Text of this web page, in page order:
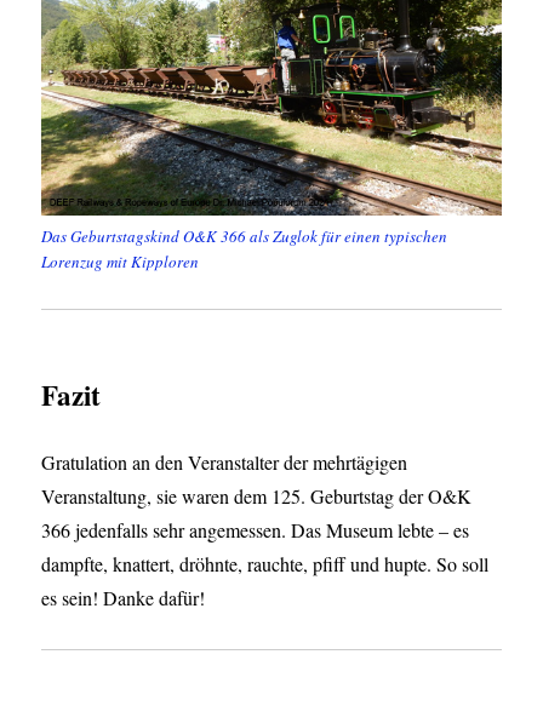
Das Geburtstagskind O&K 366 als Zuglok für einen typischen
Lorenzug mit Kipploren
Fazit
Gratulation an den Veranstalter der mehrtägigen
Veranstaltung, sie waren dem 125. Geburtstag der O&K
366 jedenfalls sehr angemessen. Das Museum lebte – es
dampfte, knattert, dröhnte, rauchte, pfiff und hupte. So soll
es sein! Danke dafür!